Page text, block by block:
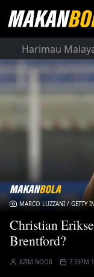
Harimau
MARCO LUZZANI / GETTY
Christian
Brentford?
AZIM NOOR 7:33PM